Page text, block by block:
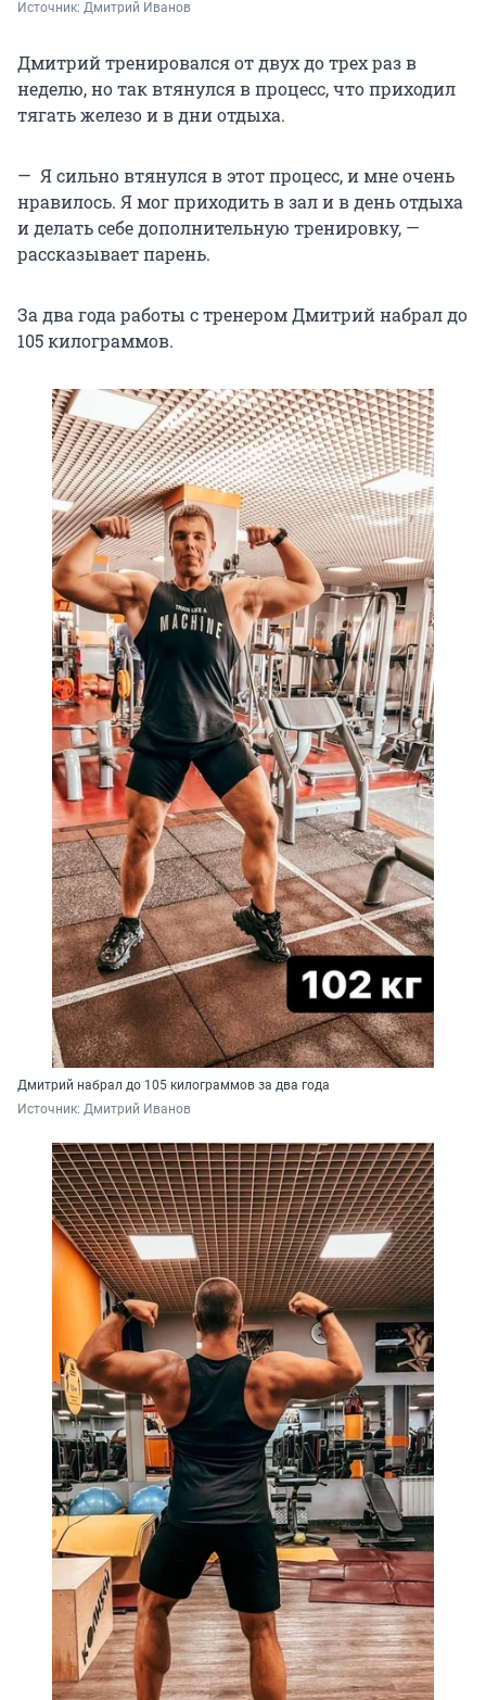
Источник: Дмитрий Иванов
Дмитрий тренировался от двух до трех раз в
неделю, но так втянулся в процесс, что приходил
тягать железо и в дни отдыха.
— Я сильно втянулся в этот процесс, и мне очень
нравилось. Я мог приходить в зал и в день отдыха
и делать себе дополнительную тренировку, —
рассказывает парень.
За два года работы с тренером Дмитрий набрал до
105 килограммов.
Дмитрий набрал до 105 килограммов за два года
Источник: Дмитрий Иванов